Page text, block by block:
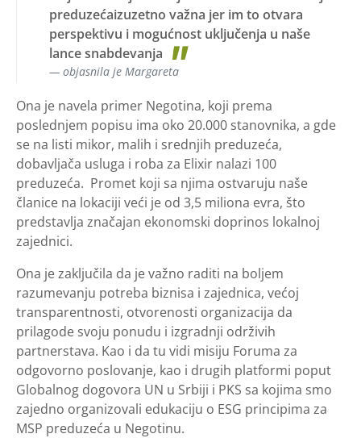
preduzećaizuzetno važna jer im to otvara
perspektivu i mogućnost uključenja u naše
lance snabdevanja
objasnila je Margareta
Ona je navela primer Negotina, koji prema
poslednjem popisu ima oko 20.000 stanovnika, a gde
se na listi mikor, malih i srednjih preduzeća,
dobavljača usluga i roba za Elixir nalazi 100
preduzeća. Promet koji sa njima ostvaruju naše
članice na lokaciji veći je od 3,5 miliona evra, što
predstavlja značajan ekonomski doprinos lokalnoj
zajednici.
Ona je zaključila da je važno raditi na boljem
razumevanju potreba biznisa i zajednica, većoj
transparentnosti, otvorenosti organizacija da
prilagode svoju ponudu i izgradnji održivih
partnerstava. Kao i da tu vidi misiju Foruma za
odgovorno poslovanje, kao i drugih platformi poput
Globalnog dogovora UN u Srbiji i PKS sa kojima smo
zajedno organizovali edukaciju o ESG principima za
MSP preduzeća u Negotinu.